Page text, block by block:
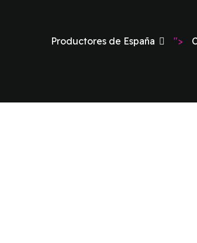
Productores de España ">